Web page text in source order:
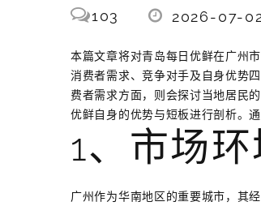
103 2026-07-
本篇文章将对青岛每日优鲜在广州
消费者需求、竞争对手及自身优势
费者需求方面，则会探讨当地居民
优鲜自身的优势与短板进行剖析。
1、市场
广州作为华南地区的重要城市，其